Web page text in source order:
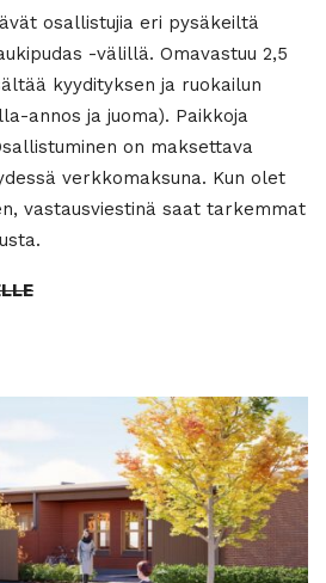
osallistujia eri pysäkeiltä
-välillä. Omavastuu 2,5
kyydityksen ja ruokailun
annos ja juoma). Paikkoja
on maksettava
verkkomaksuna. Kun olet
vastausviestinä saat tarkemmat